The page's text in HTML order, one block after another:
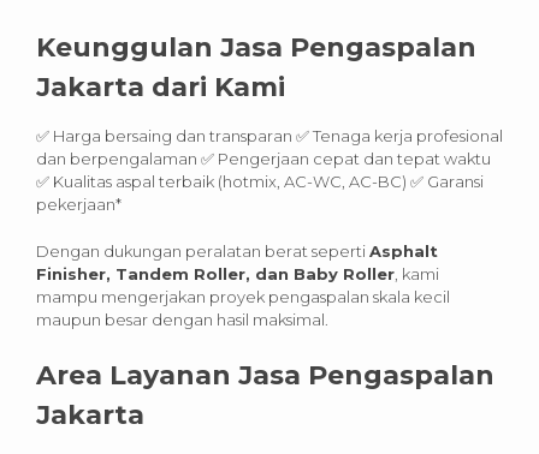
Keunggulan Jasa Pengaspalan
Jakarta dari Kami
✅ Harga bersaing dan transparan ✅ Tenaga kerja profesional
dan berpengalaman ✅ Pengerjaan cepat dan tepat waktu
✅ Kualitas aspal terbaik (hotmix, AC-WC, AC-BC) ✅ Garansi
pekerjaan*
Dengan dukungan peralatan berat seperti Asphalt
Finisher, Tandem Roller, dan Baby Roller , kami
mampu mengerjakan proyek pengaspalan skala kecil
maupun besar dengan hasil maksimal.
Area Layanan Jasa Pengaspalan
Jakarta